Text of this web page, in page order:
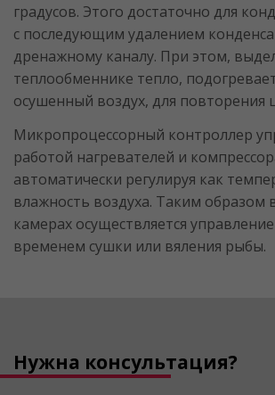
градусов. Этого достаточно для
с последующим удалением
дренажному каналу. При этом,
теплообменнике тепло,
осушенный воздух, для повторения
Микропроцессорный контроллер
работой нагревателей и
автоматически регулируя как
влажность воздуха. Таким образом
камерах осуществляется
временем сушки или вяления рыбы.
Нужна консультация?